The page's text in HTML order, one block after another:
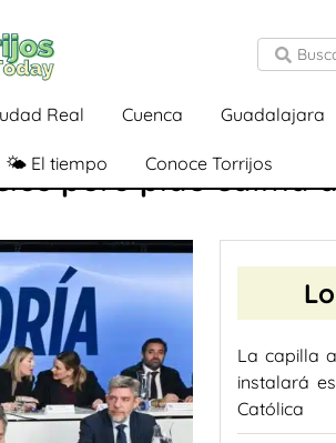
Real Cuenca Guadalajara
🌤️ El tiempo Conoce Torrijos
pero pide calma
La capilla
instalará
Católica